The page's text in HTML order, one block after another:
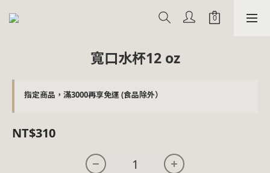
寬口水杯12 oz
指定商品，滿3000再享免運 (食品除外）
NT$310